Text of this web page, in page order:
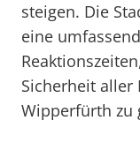
steigen. Die
eine
Sicherheit
Wipperfürth zu